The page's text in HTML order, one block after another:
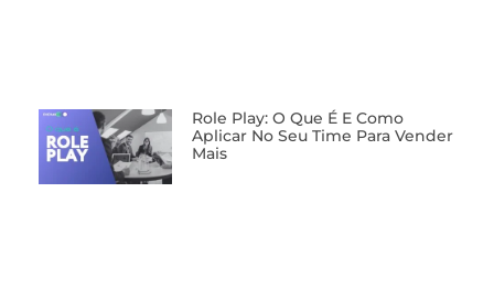
Role Play: O Que É E Como
Aplicar No Seu Time Para Vender
Mais